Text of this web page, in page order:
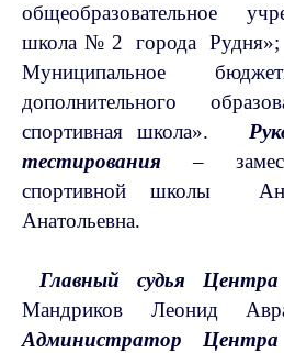
общеобразовательное
школа№2
Муниципальное
дополнительного
спортивная школа».
тестирования –
спортивной школы
Главный судья
Мандриков
Администратор Центра